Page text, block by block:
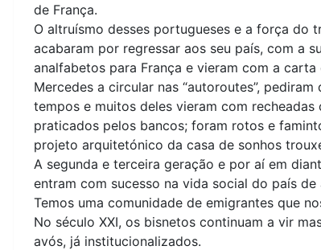
de França.
O altruísmo desses portugueses e a força do
acabaram por regressar aos seu país, com a
analfabetos para França e vieram com a
Mercedes a circular nas “autoroutes”,
tempos e muitos deles vieram com
praticados pelos bancos; foram rotos e
projeto arquitetónico da casa de sonhos
A segunda e terceira geração e por aí em
entram com sucesso na vida social do país
Temos uma comunidade de emigrantes que
No século XXI, os bisnetos continuam a vir
avós, já institucionalizados.